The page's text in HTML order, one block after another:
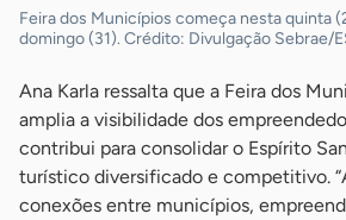
Feira dos Municípios começa nesta quinta
domingo (31). Crédito: Divulgação Sebrae/
Ana Karla ressalta que a Feira dos
amplia a visibilidade dos
contribui para consolidar o Espírito
turístico diversificado e competitivo.
conexões entre municípios,